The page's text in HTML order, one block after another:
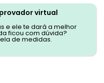
virtual
e ele te dará a melhor
ficou com dúvida?
de medidas.